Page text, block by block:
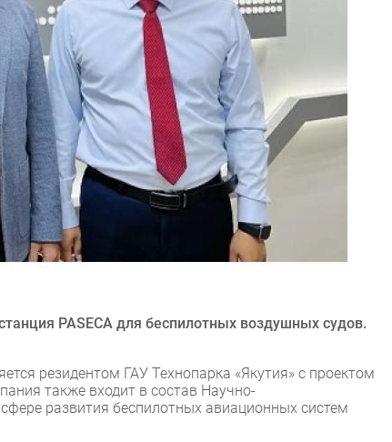
PASECA для беспилотных воздушных судов.
резидентом ГАУ Технопарка «Якутия» с проектом
также входит в состав Научно-
развития беспилотных авиационных систем